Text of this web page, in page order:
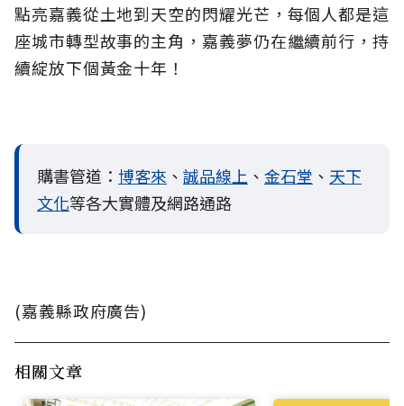
點亮嘉義從土地到天空的閃耀光芒，每個人都是這
座城市轉型故事的主角，嘉義夢仍在繼續前行，持
續綻放下個黃金十年！
購書管道： 博客來 、 誠品線上 、 金石堂 、 天下
文化等各大實體及網路通路
(嘉義縣政府廣告)
相關文章